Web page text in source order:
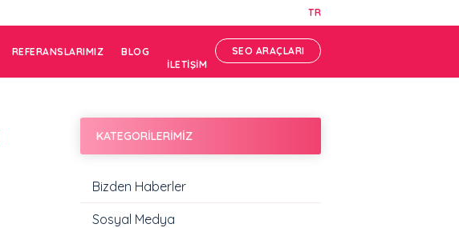
TR
REFERANSLARIMIZ
BLOG
İLETİŞİM
SEO ARAÇLARI
KATEGORİLERİMİZ
Bizden Haberler
Sosyal Medya